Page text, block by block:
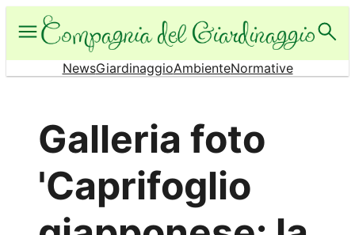
contenuto
NewsGiardinaggioAmbienteNormative
Galleria foto
'Caprifoglio